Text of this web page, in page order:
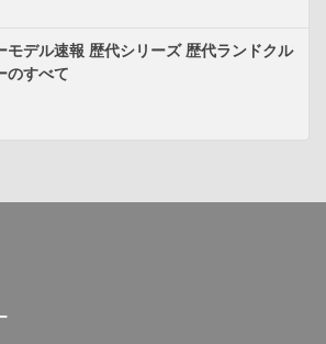
モデル速報 歴代シリーズ 歴代ランドクル
のすべて